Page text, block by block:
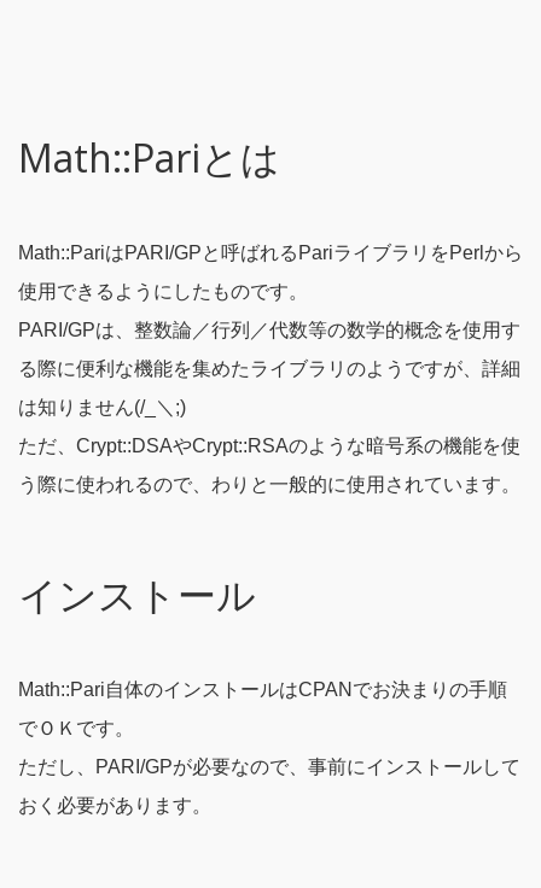
Math::Pariとは
Math::PariはPARI/GPと呼ばれるPariライブラリをPerlから
使用できるようにしたものです。
PARI/GPは、整数論／行列／代数等の数学的概念を使用す
る際に便利な機能を集めたライブラリのようですが、詳細
は知りません(/_＼;)
ただ、Crypt::DSAやCrypt::RSAのような暗号系の機能を使
う際に使われるので、わりと一般的に使用されています。
インストール
Math::Pari自体のインストールはCPANでお決まりの手順
でＯＫです。
ただし、PARI/GPが必要なので、事前にインストールして
おく必要があります。